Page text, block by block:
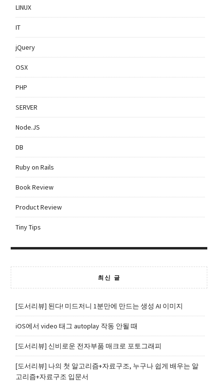
LINUX
IT
jQuery
OSX
PHP
SERVER
Node.JS
DB
Ruby on Rails
Book Review
Product Review
Tiny Tips
최신 글
[도서리뷰] 된다! 미드저니 1분만에 만드는 생성 AI 이미지
iOS에서 video 태그 autoplay 작동 안될 때
[도서리뷰] 신비로운 전자부품 매크로 포토그래피
[도서리뷰] 나의 첫 알고리즘+자료구조, 누구나 쉽게 배우는 알
고리즘+자료구조 입문서